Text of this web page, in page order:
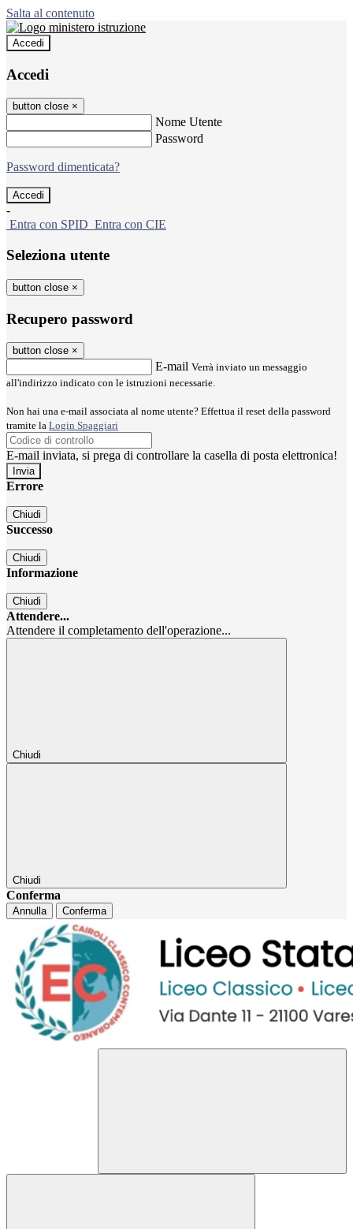
Salta al contenuto
Accedi
Accedi
button close ×
Nome Utente
Password
Password dimenticata?
-
Entra con SPID Entra con CIE
Seleziona utente
button close ×
Recupero password
button close ×
E-mail Verrà inviato un messaggio
all'indirizzo indicato con le istruzioni necessarie.
Non hai una e-mail associata al nome utente? Effettua il reset della password
tramite la Login Spaggiari
E-mail inviata, si prega di controllare la casella di posta elettronica!
Errore
Chiudi
Successo
Chiudi
Informazione
Chiudi
Attendere...
Attendere il completamento dell'operazione...
Chiudi
Chiudi
Conferma
Annulla Conferma